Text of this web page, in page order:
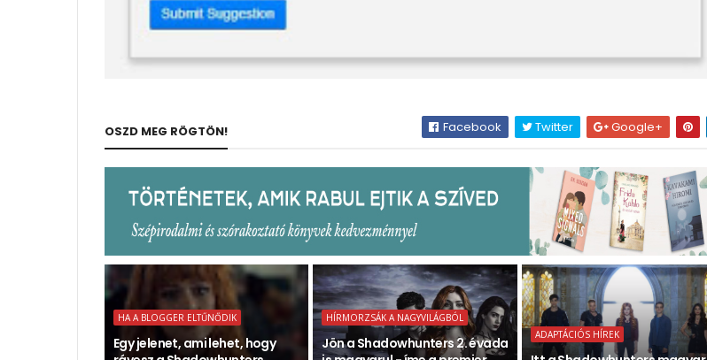
OSZD MEG RÖGTÖN! Facebook Twitter Google+
HA A BLOGGER ELTŰNŐDIK
Egy jelenet, ami lehet, hogy
HÍRMORZSÁK A NAGYVILÁGBÓL
Jön a Shadowhunters 2. évada
ADAPTÁCIÓS HÍREK